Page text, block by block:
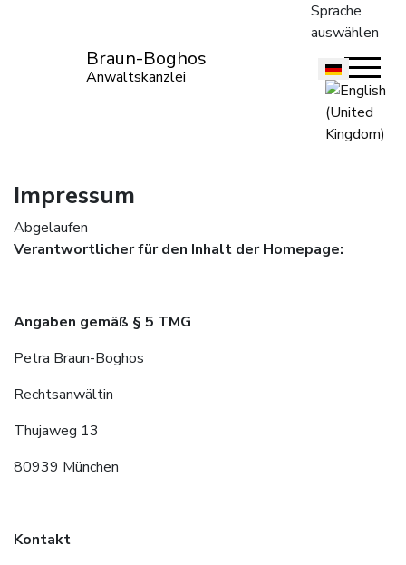
Braun-Boghos
Anwaltskanzlei
Sprache
auswählen
Impressum
Abgelaufen
Verantwortlicher für den Inhalt der Homepage:
Angaben gemäß § 5 TMG
Petra Braun-Boghos
Rechtsanwältin
Thujaweg 13
80939 München
Kontakt